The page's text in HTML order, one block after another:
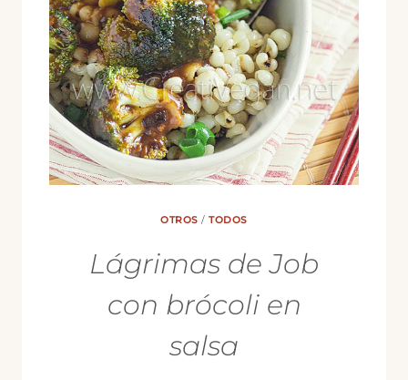
OTROS /TODOS
Lágrimas de Job
con brócoli en
salsa